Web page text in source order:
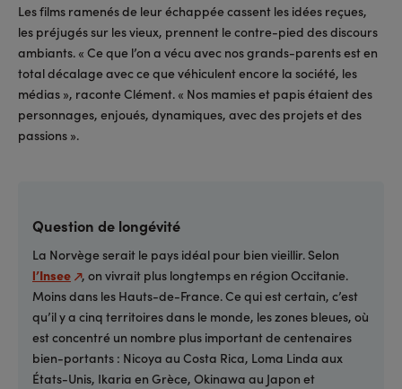
Les films ramenés de leur échappée cassent les idées reçues,
les préjugés sur les vieux, prennent le contre-pied des discours
ambiants. « Ce que l’on a vécu avec nos grands-parents est en
total décalage avec ce que véhiculent encore la société, les
médias », raconte Clément. « Nos mamies et papis étaient des
personnages, enjoués, dynamiques, avec des projets et des
passions ».
Question de longévité
La Norvège serait le pays idéal pour bien vieillir. Selon
l’Insee , on vivrait plus longtemps en région Occitanie.
Moins dans les Hauts-de-France. Ce qui est certain, c’est
qu’il y a cinq territoires dans le monde, les zones bleues, où
est concentré un nombre plus important de centenaires
bien-portants : Nicoya au Costa Rica, Loma Linda aux
États-Unis, Ikaria en Grèce, Okinawa au Japon et